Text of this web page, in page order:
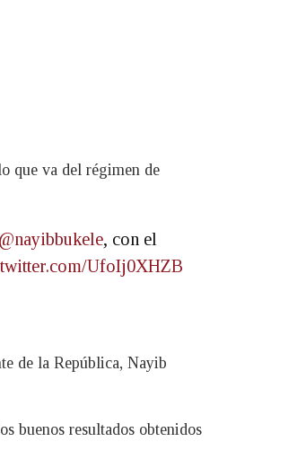
que va del régimen de
@nayibbukele, con el
UfoIj0XHZB
de la República, Nayib
buenos resultados obtenidos